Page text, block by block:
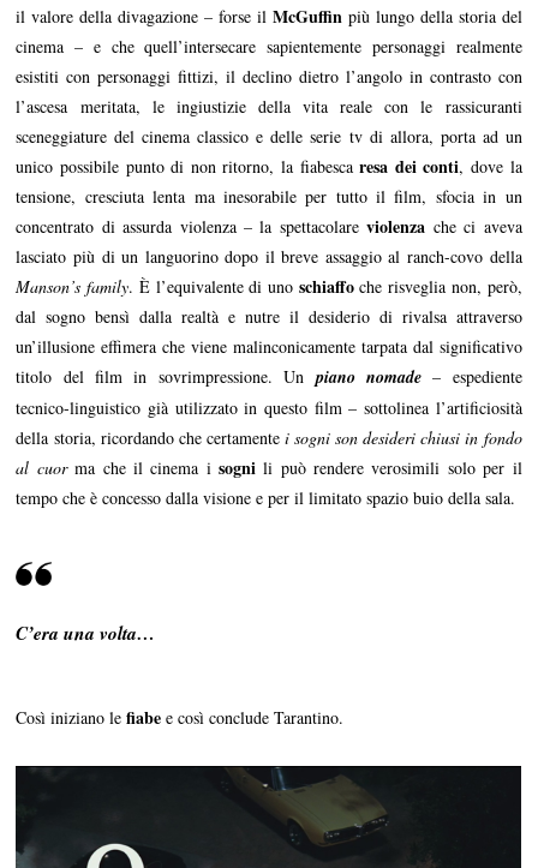
il valore della divagazione – forse il McGuffinpiù lungo della storia del
cinema – e che quell’intersecare sapientemente personaggi realmente
esistiti con personaggi fittizi, il declino dietro l’angolo in contrasto con
l’ascesa meritata, le ingiustizie della vita reale con le rassicuranti
sceneggiature del cinema classico e delle serie tv di allora, porta ad un
unico possibile punto di non ritorno, la fiabescaresa dei conti, dove la
tensione, cresciuta lenta ma inesorabile per tutto il film, sfocia in un
concentrato di assurda violenza – la spettacolareviolenza che ci aveva
lasciato più di un languorino dopo il breve assaggio al ranch-covo della
Manson’s family. È l’equivalente di uno schiaffoche risveglia non, però,
dal sogno bensì dalla realtà e nutre il desiderio di rivalsa attraverso
un’illusione effimera che viene malinconicamente tarpata dal significativo
titolo del film in sovrimpressione. Unpiano nomade– espediente
tecnico-linguistico già utilizzato in questo film – sottolinea l’artificiosità
della storia, ricordando che certamente i sogni son desideri chiusi in fondo
al cuorma che il cinema isogni li può rendere verosimili solo per il
tempo che è concesso dalla visione e per il limitato spazio buio della sala.
C’era una volta…
Così iniziano lefiabe e così conclude Tarantino.